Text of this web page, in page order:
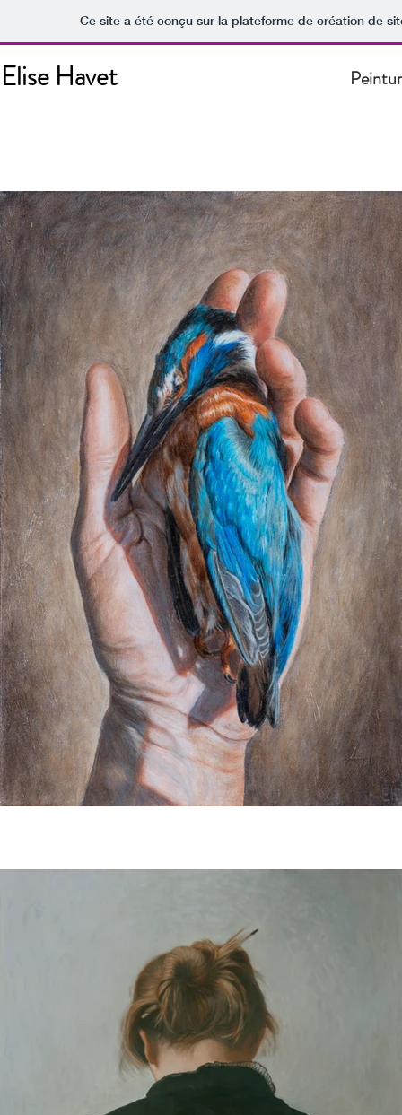
Ce site a été conçu sur la plateforme de création de
Elise Havet